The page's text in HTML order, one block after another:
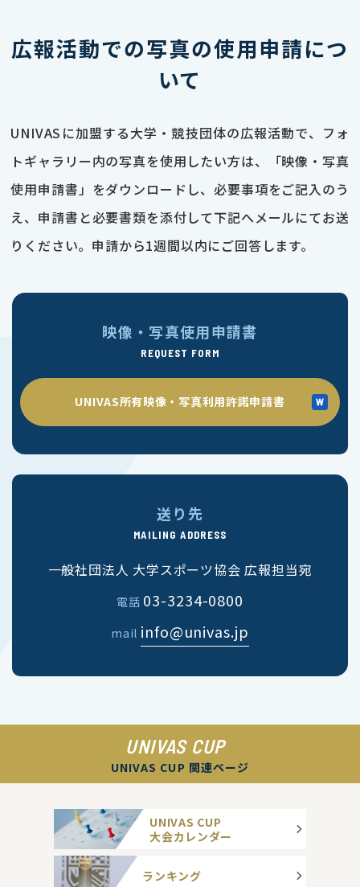
広報活動での写真の使用申請につ
いて
UNIVASに加盟する大学・競技団体の広報活動で、フォ
トギャラリー内の写真を使用したい方は、「映像・写真
使用申請書」をダウンロードし、必要事項をご記入のう
え、申請書と必要書類を添付して下記へメールにてお送
りください。申請から1週間以内にご回答します。
映像・写真使用申請書
REQUEST FORM
UNIVAS所有映像・写真利用許諾申請書
送り先
MAILING ADDRESS
一般社団法人 大学スポーツ協会 広報担当宛
電話 03-3234-0800
mail info@univas.jp
UNIVAS CUP
UNIVAS CUP 関連ページ
UNIVAS CUP
大会カレンダー
ランキング